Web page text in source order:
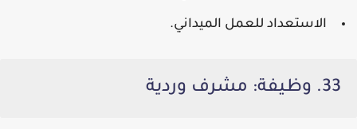
الاستعداد للعمل الميداني.
33. وظيفة: مشرف وردية